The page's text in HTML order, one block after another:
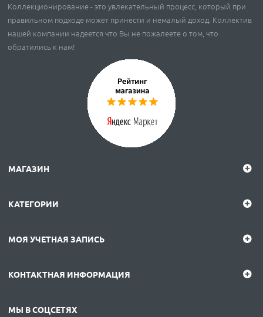
Коллекционирование - это увлекательный процесс, который при
правильном подходе может принести и немалый доход. Коллектив
нашей компании надеется что Вы не пожалеете о том, что
обратились к нам!
МАГАЗИН
КАТЕГОРИИ
МОЯ УЧЕТНАЯ ЗАПИСЬ
КОНТАКТНАЯ ИНФОРМАЦИЯ
МЫ В СОЦСЕТЯХ